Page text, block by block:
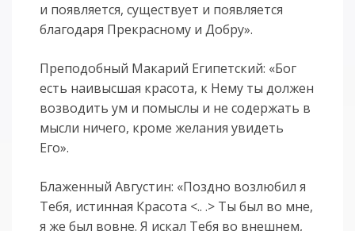
и появляется, существует и появляется
благодаря Прекрасному и Добру».
Преподобный Макарий Египетский: «Бог
есть наивысшая красота, к Нему ты должен
возводить ум и помыслы и не содержать в
мысли ничего, кроме желания увидеть
Его».
Блаженный Августин: «Поздно возлюбил я
Тебя, истинная Красота <.. .> Ты был во мне,
я же был вовне. Я искал Тебя во внешнем,